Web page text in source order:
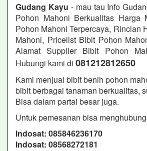
Gudang Kayu - mau tau Info
Pohon Mahoni Berkualitas Harga
Pohon Mahoni Terpercaya, Rincian
Mahoni, Pricelist Bibit Pohon
Alamat Supplier Bibit Pohon
Hubungi kami di 081212812650
Kami menjual bibit benih pohon
bibit berbagai tanaman berkualitas,
Bisa dalam partai besar juga.
Untuk pemesanan bisa
Indosat: 085846236170
Indosat: 08568272181